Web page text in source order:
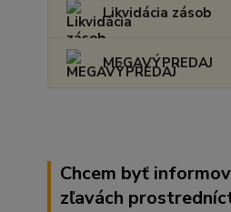
Likvidácia zásob
MEGAVÝPREDAJ
Chcem byť
zľavách